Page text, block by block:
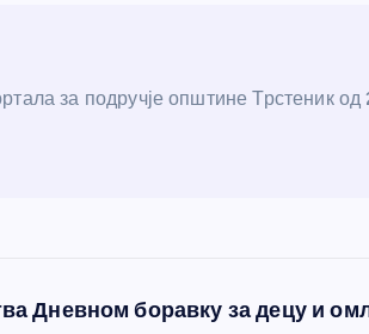
за подручје општине Трстеник од
Дневном боравку за децу и